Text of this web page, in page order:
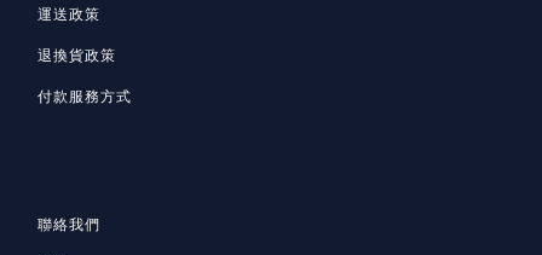
運送政策
退換貨政策
付款服務方式
聯絡我們